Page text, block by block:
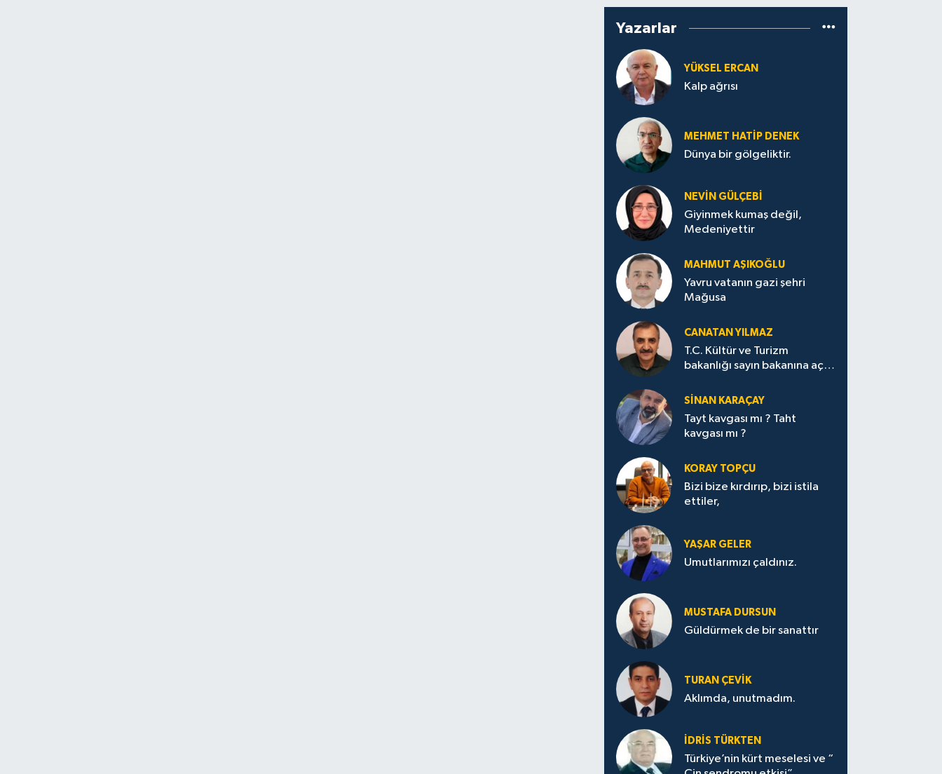
Yazarlar
YÜKSEL ERCAN
Kalp ağrısı
MEHMET HATİP DENEK
Dünya bir gölgeliktir.
NEVİN GÜLÇEBİ
Giyinmek kumaş değil,
Medeniyettir
MAHMUT AŞIKOĞLU
Yavru vatanın gazi şehri
Mağusa
CANATAN YILMAZ
T.C. Kültür ve Turizm
bakanlığı sayın bakanına açık
SİNAN KARAÇAY
Tayt kavgası mı ? Taht
kavgası mı ?
KORAY TOPÇU
Bizi bize kırdırıp, bizi istila
ettiler,
YAŞAR GELER
Umutlarımızı çaldınız.
MUSTAFA DURSUN
Güldürmek de bir sanattır
TURAN ÇEVİK
Aklımda, unutmadım.
İDRİS TÜRKTEN
Türkiye’nin kürt meselesi ve “